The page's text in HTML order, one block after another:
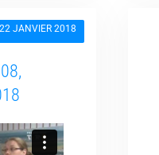
22 JANVIER 2018